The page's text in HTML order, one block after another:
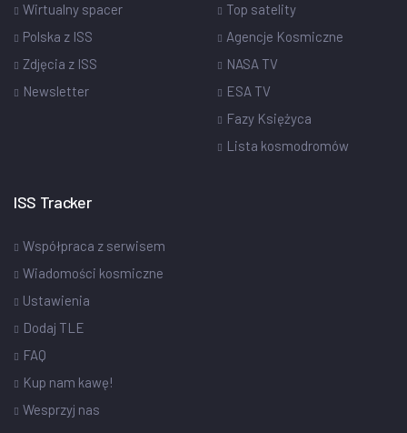
Wirtualny spacer
Polska z ISS
Zdjęcia z ISS
Newsletter
Top satelity
Agencje Kosmiczne
NASA TV
ESA TV
Fazy Księżyca
Lista kosmodromów
ISS Tracker
Współpraca z serwisem
Wiadomości kosmiczne
Ustawienia
Dodaj TLE
FAQ
Kup nam kawę!
Wesprzyj nas